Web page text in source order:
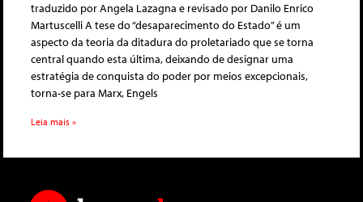
traduzido por Angela Lazagna e revisado por Danilo Enrico
Martuscelli A tese do “desaparecimento do Estado” é um
aspecto da teoria da ditadura do proletariado que se torna
central quando esta última, deixando de designar uma
estratégia de conquista do poder por meios excepcionais,
torna-se para Marx, Engels
Leia mais »